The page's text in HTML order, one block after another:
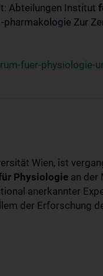
Abteilungen Institut
Zur
fuer-physiologie-
Wien, ist
Physiologie an der
anerkannter
der Erforschung